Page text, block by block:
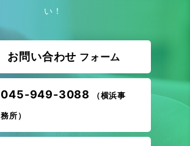
い！
お問い合わせ フォーム
045-949-3088 （横浜事
務所）